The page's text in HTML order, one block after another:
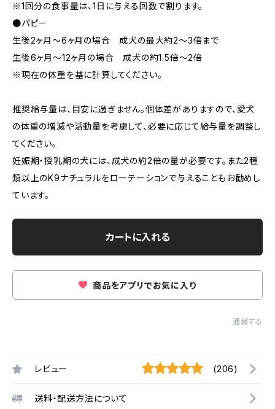
※1回分の食事量は、1日に与える回数で割ります。
●パピー
生後2ヶ月〜6ヶ月の場合 成犬の最大約2〜3倍まで
生後6ヶ月〜12ヶ月の場合 成犬の約1.5倍〜2倍
※現在の体重を基に計算してください。
推奨給与量は、目安に過ぎません。個体差がありますので、愛犬
の体重の増減や活動量を考慮して、必要に応じて給与量を調整し
てください。
妊娠期・授乳期の犬には、成犬の約2倍の量が必要です。また2種
類以上のK9ナチュラルをローテーションで与えることもお勧めし
ています。
カートに入れる
商品をアプリでお気に入り
通報する
レビュー (206)
送料・配送方法について